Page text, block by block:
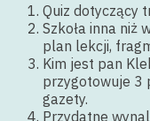
Quiz dotyczący
Szkoła inna niż
plan lekcji,
Kim jest pan
przygotowuje 3
gazety.
Przydatne